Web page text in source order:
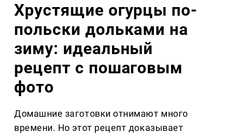
Хрустящие огурцы по-
польски дольками на
зиму: идеальный
рецепт с пошаговым
фото
Домашние заготовки отнимают много
времени. Но этот рецепт доказывает